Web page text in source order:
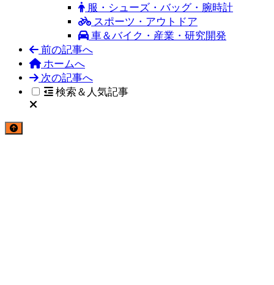
服・シューズ・バッグ・腕時計
スポーツ・アウトドア
車＆バイク・産業・研究開発
前の記事へ
ホームへ
次の記事へ
検索＆人気記事